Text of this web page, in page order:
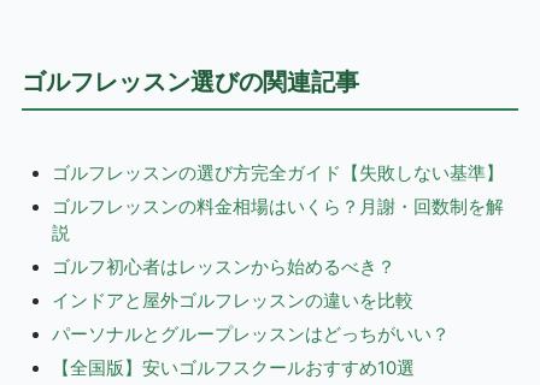
ゴルフレッスン選びの関連記事
ゴルフレッスンの選び方完全ガイド【失敗しない基準】
ゴルフレッスンの料金相場はいくら？月謝・回数制を解
説
ゴルフ初心者はレッスンから始めるべき？
インドアと屋外ゴルフレッスンの違いを比較
パーソナルとグループレッスンはどっちがいい？
【全国版】安いゴルフスクールおすすめ10選